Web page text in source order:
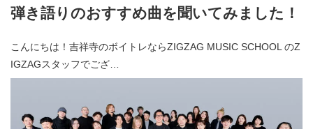
弾き語りのおすすめ曲を聞いてみました！
こんにちは！吉祥寺のボイトレならZIGZAG MUSIC SCHOOL のZ
IGZAGスタッフでござ…